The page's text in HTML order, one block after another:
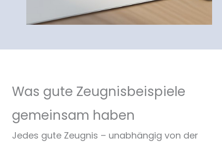
Was gute Zeugnisbeispiele
gemeinsam haben
Jedes gute Zeugnis – unabhängig von der